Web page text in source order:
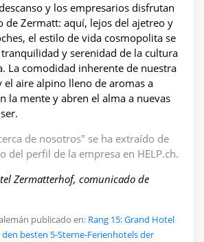
y los empresarios disfrutan
de Zermatt: aquí, lejos del ajetreo y
el estilo de vida cosmopolita se
y serenidad de la cultura
La comodidad inherente de nuestra
el aire alpino lleno de aromas a
la mente y abren el alma a nuevas
de nosotros" se ha extraído de
del perfil de la empresa en HELP.ch.
Zermatterhof, comunicado de
publicado en: Rang 15: Grand Hotel
besten 5-Sterne-Ferienhotels der